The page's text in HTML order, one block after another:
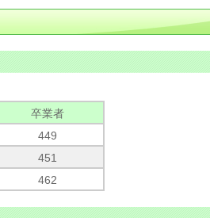
卒業者
449
451
462